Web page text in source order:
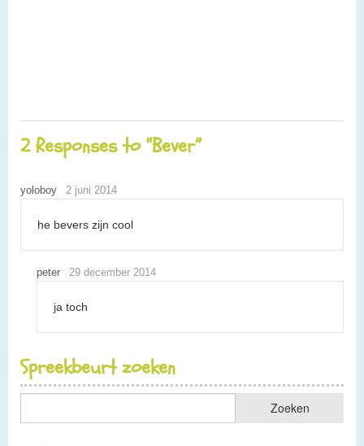
2 Responses to “Bever”
yoloboy 2 juni 2014
he bevers zijn cool
peter 29 december 2014
ja toch
Spreekbeurt zoeken